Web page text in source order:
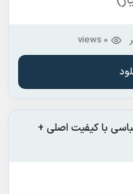
0 views
با کیفیت اصلی +